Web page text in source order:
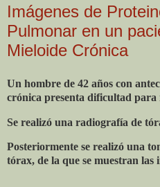
Imágenes de
Pulmonar en un
Mieloide Crónica
Un hombre de 42 años con
crónica presenta dificultad
Se realizó una radiografía de
Posteriormente se realizó una
tórax, de la que se muestran las